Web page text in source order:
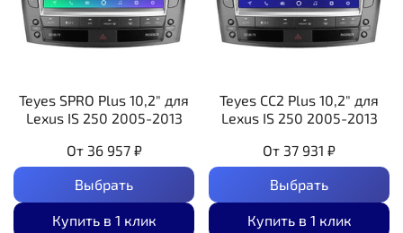
Teyes SPRO Plus 10,2" для
Lexus IS 250 2005-2013
От 36 957 ₽
Выбрать
Купить в 1 клик
Teyes CC2 Plus 10,2" для
Lexus IS 250 2005-2013
От 37 931 ₽
Выбрать
Купить в 1 клик